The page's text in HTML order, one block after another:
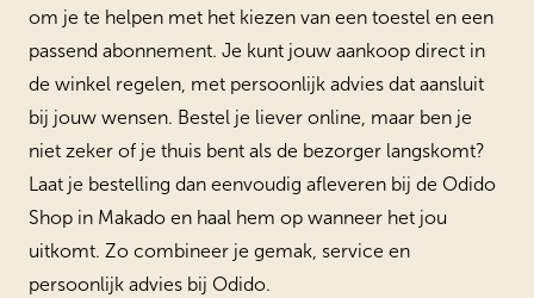
om je te helpen met het kiezen van een toestel en een
passend abonnement. Je kunt jouw aankoop direct in
de winkel regelen, met persoonlijk advies dat aansluit
bij jouw wensen. Bestel je liever online, maar ben je
niet zeker of je thuis bent als de bezorger langskomt?
Laat je bestelling dan eenvoudig afleveren bij de Odido
Shop in Makado en haal hem op wanneer het jou
uitkomt. Zo combineer je gemak, service en
persoonlijk advies bij Odido.